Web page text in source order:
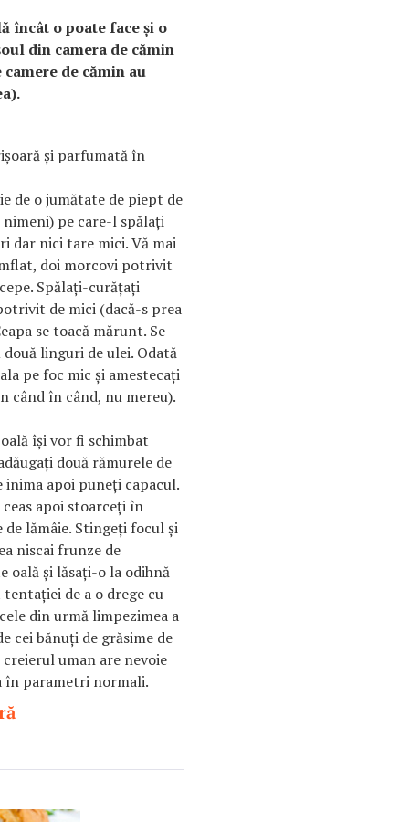
încât o poate face şi o
din camera de cămin
de cămin au
şi parfumată în
de o jumătate de piept de
nimeni) pe care-l spălaţi
dar nici tare mici. Vă mai
doi morcovi potrivit
Spălaţi-curăţaţi
de mici (dacă-s prea
se toacă mărunt. Se
linguri de ulei. Odată
pe foc mic şi amestecaţi
când în când, nu mereu).
îşi vor fi schimbat
două rămurele de
apoi puneţi capacul.
apoi stoarceţi în
lămâie. Stingeţi focul şi
niscai frunze de
oală şi lăsaţi-o la odihnă
de a o drege cu
din urmă limpezimea a
cei bănuţi de grăsime de
uman are nevoie
în parametri normali.